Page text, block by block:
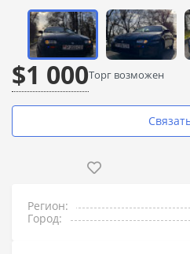
$1 000Торг возможен
Регион:
Город: